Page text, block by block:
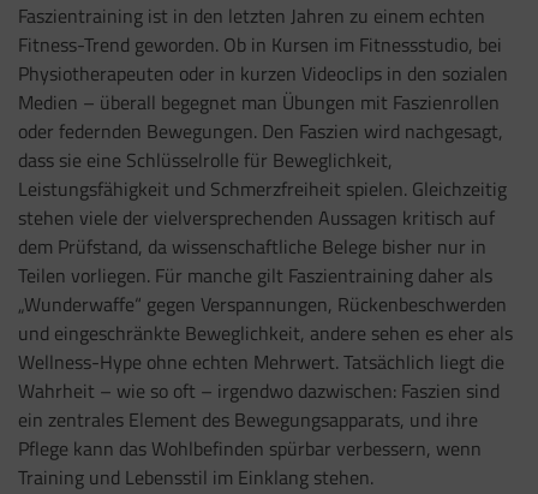
Faszientraining ist in den letzten Jahren zu einem echten
Fitness-Trend geworden. Ob in Kursen im Fitnessstudio, bei
Physiotherapeuten oder in kurzen Videoclips in den sozialen
Medien – überall begegnet man Übungen mit Faszienrollen
oder federnden Bewegungen. Den Faszien wird nachgesagt,
dass sie eine Schlüsselrolle für Beweglichkeit,
Leistungsfähigkeit und Schmerzfreiheit spielen. Gleichzeitig
stehen viele der vielversprechenden Aussagen kritisch auf
dem Prüfstand, da wissenschaftliche Belege bisher nur in
Teilen vorliegen. Für manche gilt Faszientraining daher als
„Wunderwaffe“ gegen Verspannungen, Rückenbeschwerden
und eingeschränkte Beweglichkeit, andere sehen es eher als
Wellness-Hype ohne echten Mehrwert. Tatsächlich liegt die
Wahrheit – wie so oft – irgendwo dazwischen: Faszien sind
ein zentrales Element des Bewegungsapparats, und ihre
Pflege kann das Wohlbefinden spürbar verbessern, wenn
Training und Lebensstil im Einklang stehen.